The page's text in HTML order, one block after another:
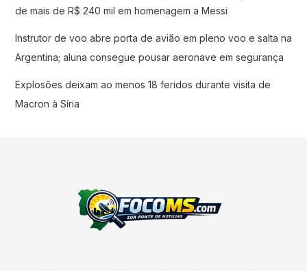
de mais de R$ 240 mil em homenagem a Messi
Instrutor de voo abre porta de avião em pleno voo e salta na
Argentina; aluna consegue pousar aeronave em segurança
Explosões deixam ao menos 18 feridos durante visita de
Macron à Síria